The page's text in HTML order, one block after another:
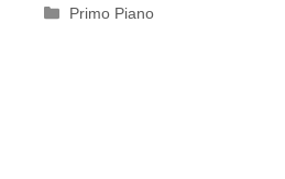
Categorie
Primo Piano